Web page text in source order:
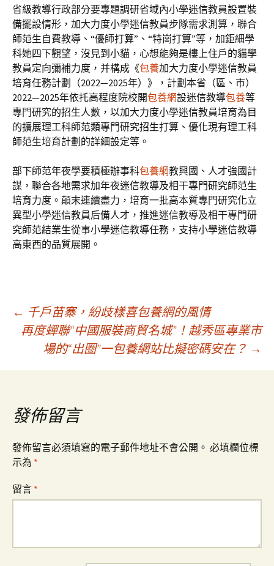
省級教導行政部分要專題調研省域內小學迷信教員設置裝
備擺設情形，加大力度小學迷信教員步隊需求測算，聯合
師范生自費教導、“優師打算”、“特崗打算”等，加鉅細學
科她四下觀望，沒見到小貓，心想能夠是樓上住戶的貓學
教員定向彌補力度，并構成《包養加大力度小學迷信教員
培育任務計劃（2022—2025年）》，計劃本省（區、市）
2022—2025年依托高程度院校開包養網設迷信教導包養等
專門研究的招生人數，以加大力度小學迷信教員培育為目
的擴展理工科師范類專門研究招生打算、優化現有理工科
師范生培育計劃的詳細設定等。
部下師范年夜學要積極辦事科包養網教興國、人才強國計
謀，聯合各地需求加年夜迷信教導及相干專門研究師范生
培育力度。顛末連續盡力，培育一批高本質專門研究化立
異型小學迷信教員后備人才，推進迷信教導及相干專門研
究師范結業生從事小學迷信教導任務，支持小學迷信教導
高東西的品質展開。
文
導
覽
← 千戶苗寨，紛歧樣喜包養網的風情
再度蟬聯“中國服裝商貿名城”！越秀區專業市
場的“出圈”一包養網站比擬密碼安在？ →
發佈留言
發佈留言必須填寫的電子郵件地址不會公開。 必填欄位標
示為 *
留言 *